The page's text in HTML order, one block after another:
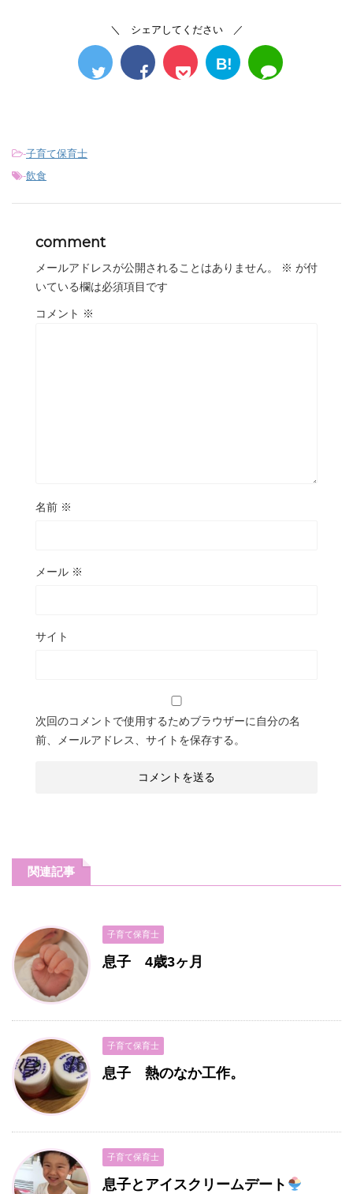
＼ シェアしてください ／
B!
-子育て保育士
-飲食
comment
メールアドレスが公開されることはありません。 ※ が付
いている欄は必須項目です
コメント ※
名前 ※
メール ※
サイト
次回のコメントで使用するためブラウザーに自分の名
前、メールアドレス、サイトを保存する。
関連記事
子育て保育士
息子 4歳3ヶ月
子育て保育士
息子 熱のなか工作。
子育て保育士
息子とアイスクリームデート